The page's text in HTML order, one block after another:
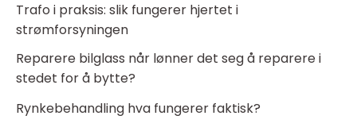
Trafo i praksis: slik fungerer hjertet i
strømforsyningen
Reparere bilglass når lønner det seg å reparere i
stedet for å bytte?
Rynkebehandling hva fungerer faktisk?